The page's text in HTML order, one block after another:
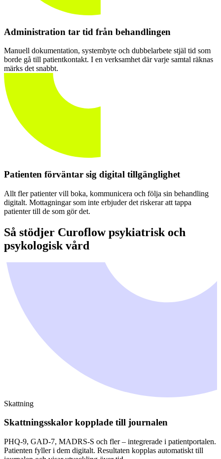
Administration tar tid från behandlingen
Manuell dokumentation, systembyte och dubbelarbete stjäl tid som
borde gå till patientkontakt. I en verksamhet där varje samtal räknas
märks det snabbt.
Patienten förväntar sig digital tillgänglighet
Allt fler patienter vill boka, kommunicera och följa sin behandling
digitalt. Mottagningar som inte erbjuder det riskerar att tappa
patienter till de som gör det.
Så stödjer Curoflow psykiatrisk och
psykologisk vård
Skattning
Skattningsskalor kopplade till journalen
PHQ-9, GAD-7, MADRS-S och fler – integrerade i patientportalen.
Patienten fyller i dem digitalt. Resultaten kopplas automatiskt till